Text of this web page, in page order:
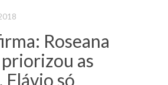
Roseana
as
Flávio só